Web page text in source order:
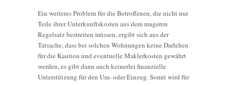
Ein weiteres Problem für die Betroffenen, die nicht nur
Teile ihrer Unterkunftskosten aus dem mageren
Regelsatz bestreiten müssen, ergibt sich aus der
Tatsache, dass bei solchen Wohnungen keine Darlehen
für die Kaution und eventuelle Maklerkosten gewährt
werden, es gibt dann auch keinerlei finanzielle
Unterstützung für den Um- oder Einzug. Somit wird für